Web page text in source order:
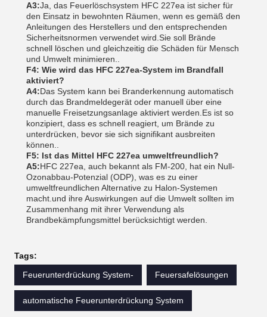
A3:Ja, das Feuerlöschsystem HFC 227ea ist sicher für
den Einsatz in bewohnten Räumen, wenn es gemäß den
Anleitungen des Herstellers und den entsprechenden
Sicherheitsnormen verwendet wird.Sie soll Brände
schnell löschen und gleichzeitig die Schäden für Mensch
und Umwelt minimieren..
F4: Wie wird das HFC 227ea-System im Brandfall
aktiviert?
A4:Das System kann bei Branderkennung automatisch
durch das Brandmeldegerät oder manuell über eine
manuelle Freisetzungsanlage aktiviert werden.Es ist so
konzipiert, dass es schnell reagiert, um Brände zu
unterdrücken, bevor sie sich signifikant ausbreiten
können..
F5: Ist das Mittel HFC 227ea umweltfreundlich?
A5:HFC 227ea, auch bekannt als FM-200, hat ein Null-
Ozonabbau-Potenzial (ODP), was es zu einer
umweltfreundlichen Alternative zu Halon-Systemen
macht.und ihre Auswirkungen auf die Umwelt sollten im
Zusammenhang mit ihrer Verwendung als
Brandbekämpfungsmittel berücksichtigt werden.
Tags:
Feuerunterdrückung System-
Feuersafelösungen
automatische Feuerunterdrückung System